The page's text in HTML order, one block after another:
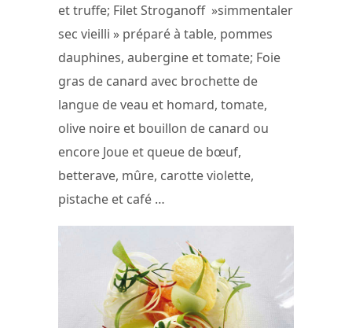
et truffe; Filet Stroganoff »simmentaler
sec vieilli » préparé à table, pommes
dauphines, aubergine et tomate; Foie
gras de canard avec brochette de
langue de veau et homard, tomate,
olive noire et bouillon de canard ou
encore Joue et queue de bœuf,
betterave, mûre, carotte violette,
pistache et café …